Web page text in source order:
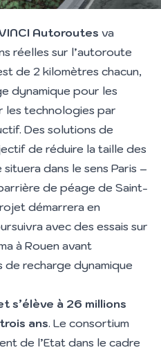
Autoroutes va
réelles sur l’autoroute
de 2 kilomètres chacun,
dynamique pour les
les technologies par
Des solutions de
de réduire la taille des
dans le sens Paris –
de péage de Saint-
démarrera en
avec des essais sur
à Rouen avant
de recharge dynamique
s’élève à 26 millions
ans. Le consortium
de l’Etat dans le cadre